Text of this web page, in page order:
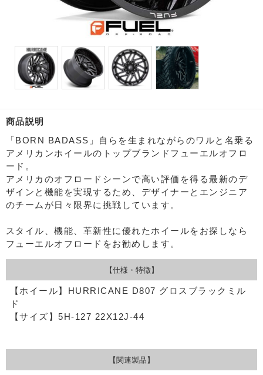
商品説明
「BORN BADASS」自らを生まれながらのワルと名乗る
アメリカンホイールのトップブランドフューエルオフロ
ード。
アメリカのオフロードシーンで高い評価を得る最新のデ
ザインと機能を実現するため、デザイナーとエンジニア
のチームが日々限界に挑戦しています。
スタイル、機能、革新性に優れたホイールをお探しなら
フューエルオフロードをお勧めします。
【仕様・特徴】
【ホイール】HURRICANE D807 グロスブラックミル
ド
【サイズ】5H-127 22X12J-44
【関連製品】